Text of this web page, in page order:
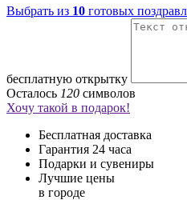
Выбрать из 10 готовых
бесплатную открытку
Осталось 120 символов
Хочу такой в подарок!
Бесплатная доставка
Гарантия 24 часа
Подарки и сувениры
Лучшие цены
в городе